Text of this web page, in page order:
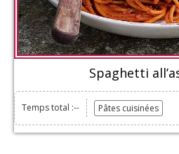
Spaghetti
Temps total :-- Pâtes cuisinées